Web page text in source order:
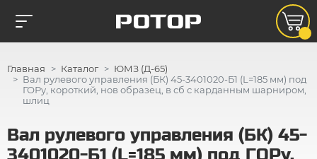
Главная Каталог
ЮМЗ (Д-65)
Вал рулевого управления (БК) 45-3401020-Б1 (L=185 мм) под
ГОРу, короткий, нов образец, в сб с карданным шарниром,
шлиц
Вал рулевого управления (БК) 45-